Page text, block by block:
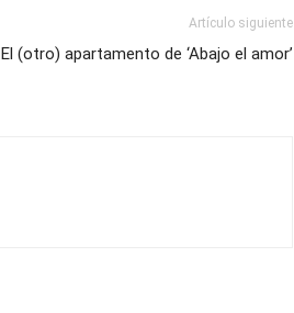
Artículo siguiente
El (otro) apartamento de ‘Abajo el amor’